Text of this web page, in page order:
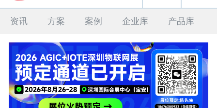
资讯 方案 案例 企业库 产品库